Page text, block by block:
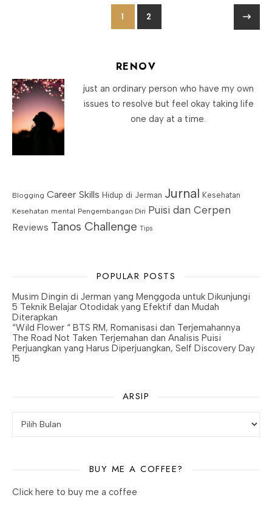
1 2
RENOV
just an ordinary person who have my own
issues to resolve but feel okay taking life
one day at a time.
Blogging Career Skills Hidup di Jerman Jurnal Kesehatan
Kesehatan mental Pengembangan Diri Puisi dan Cerpen
Reviews Tanos Challenge Tips
POPULAR POSTS
Musim Dingin di Jerman yang Menggoda untuk Dikunjungi
5 Teknik Belajar Otodidak yang Efektif dan Mudah
Diterapkan
“Wild Flower “ BTS RM, Romanisasi dan Terjemahannya
The Road Not Taken Terjemahan dan Analisis Puisi
Perjuangkan yang Harus Diperjuangkan, Self Discovery Day
15
ARSIP
BUY ME A COFFEE?
Click here to buy me a coffee